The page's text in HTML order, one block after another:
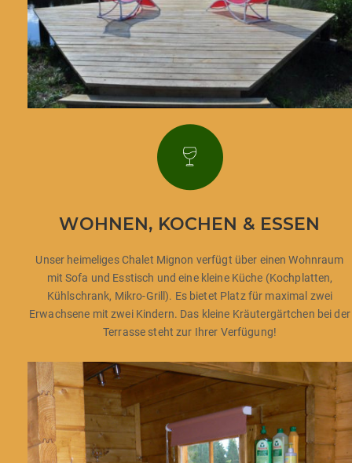
WOHNEN, KOCHEN & ESSEN
Unser heimeliges Chalet Mignon verfügt über einen Wohnraum
mit Sofa und Esstisch und eine kleine Küche (Kochplatten,
Kühlschrank, Mikro-Grill). Es bietet Platz für maximal zwei
Erwachsene mit zwei Kindern. Das kleine Kräutergärtchen bei der
Terrasse steht zur Ihrer Verfügung!